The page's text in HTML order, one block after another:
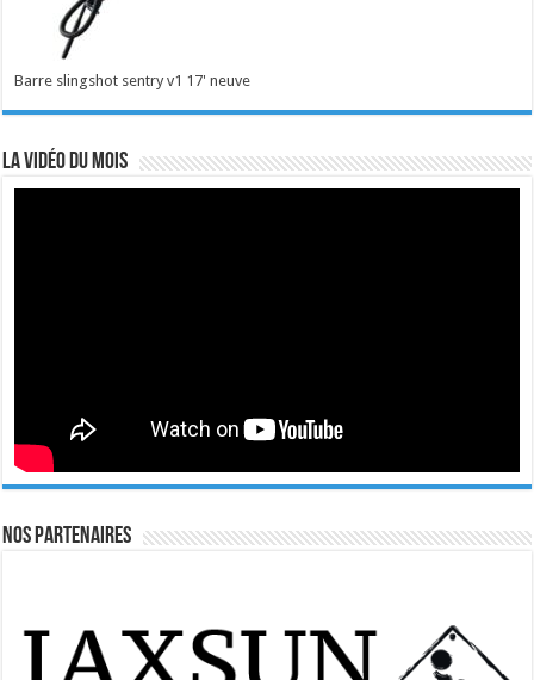
Barre slingshot sentry v1 17' neuve
La vidéo du mois
Nos Partenaires